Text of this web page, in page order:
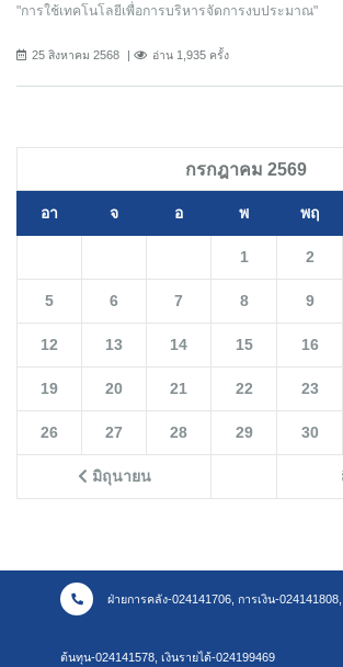
"การใช้เทคโนโลยีเพื่อการบริหารจัดการงบประมาณ"
25 สิงหาคม 2568 อ่าน 1,935 ครั้ง
กรกฎาคม 2569
อา จ อ พ พฤ
มิถุนายน
1 2
5 6 7 8 9
12 13 14 15 16
19 20 21 22 23
26 27 28 29 30
ฝ่ายการคลัง-024141706, การเงิน-
ต้นทุน-024141578, เงินรายได้-024199469